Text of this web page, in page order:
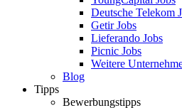
Deutsche Telekom
Getir Jobs
Lieferando Jobs
Picnic Jobs
Weitere
Blog
Tipps
Bewerbungstipps